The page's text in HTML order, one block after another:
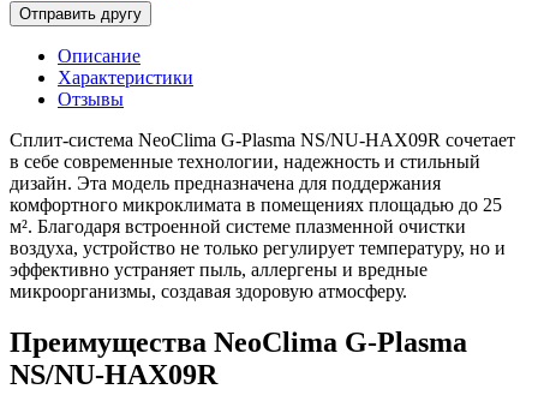
Описание
Характеристики
Отзывы
Сплит-система NeoClima G-Plasma NS/NU-HAX09R сочетает
в себе современные технологии, надежность и стильный
дизайн. Эта модель предназначена для поддержания
комфортного микроклимата в помещениях площадью до 25
м². Благодаря встроенной системе плазменной очистки
воздуха, устройство не только регулирует температуру, но и
эффективно устраняет пыль, аллергены и вредные
микроорганизмы, создавая здоровую атмосферу.
Преимущества NeoClima G-Plasma
NS/NU-HAX09R